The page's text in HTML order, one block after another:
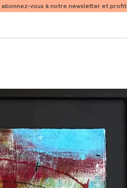
abonnez-vous à notre newsletter et